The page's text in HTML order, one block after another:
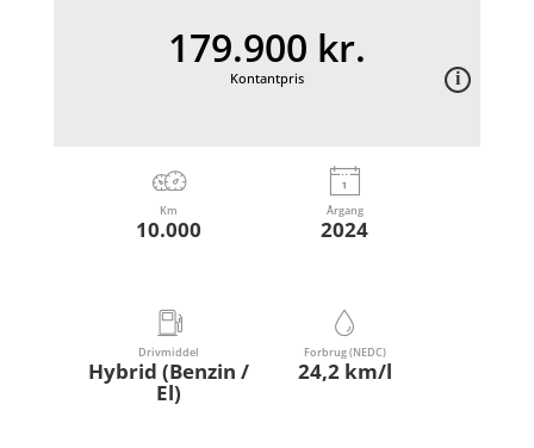
179.900 kr.
Kontantpris
Km
10.000
Årgang
2024
Drivmiddel
Hybrid (Benzin /
El)
Forbrug (NEDC)
24,2 km/l